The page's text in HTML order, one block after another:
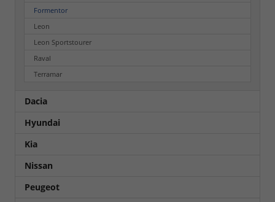
Formentor
Leon
Leon Sportstourer
Raval
Terramar
Dacia
Hyundai
Kia
Nissan
Peugeot